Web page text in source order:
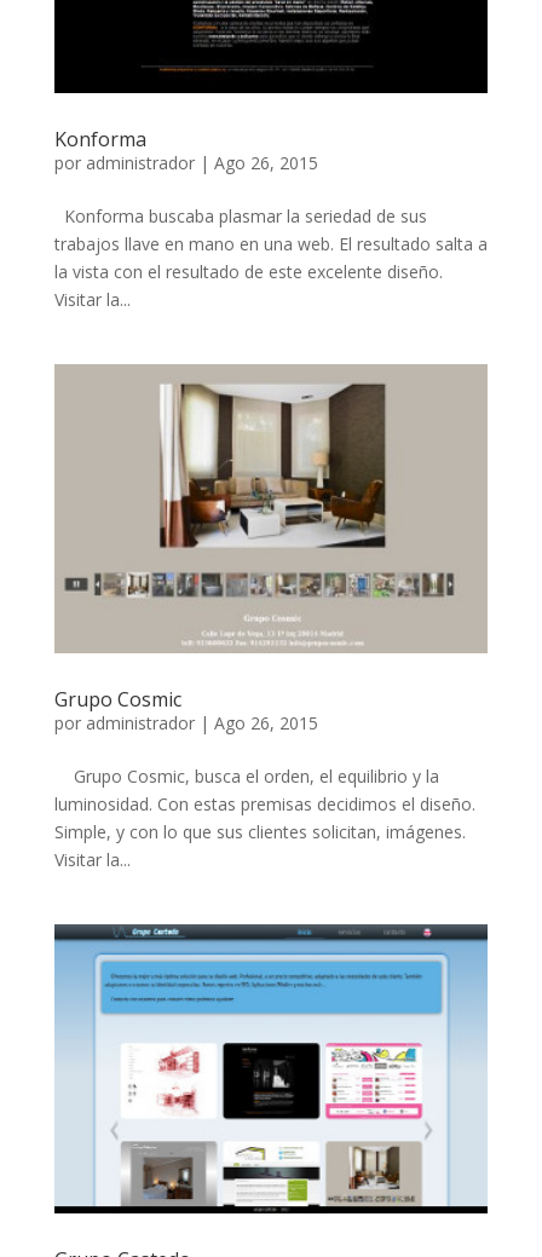
Konforma
por administrador| Ago 26, 2015
Konforma buscaba plasmar la seriedad de sus
trabajos llave en mano en una web. El resultado salta a
la vista con el resultado de este excelente diseño.
Visitar la...
Grupo Cosmic
por administrador| Ago 26, 2015
Grupo Cosmic, busca el orden, el equilibrio y la
luminosidad. Con estas premisas decidimos el diseño.
Simple, y con lo que sus clientes solicitan, imágenes.
Visitar la...